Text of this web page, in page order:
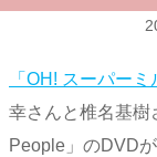
「OH! スーパーミ
幸さんと椎名基
People」のDVD